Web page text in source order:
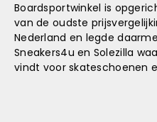
Boardsportwinkel is
van de oudste
Nederland en legde
Sneakers4u en Solezilla
vindt voor skateschoenen